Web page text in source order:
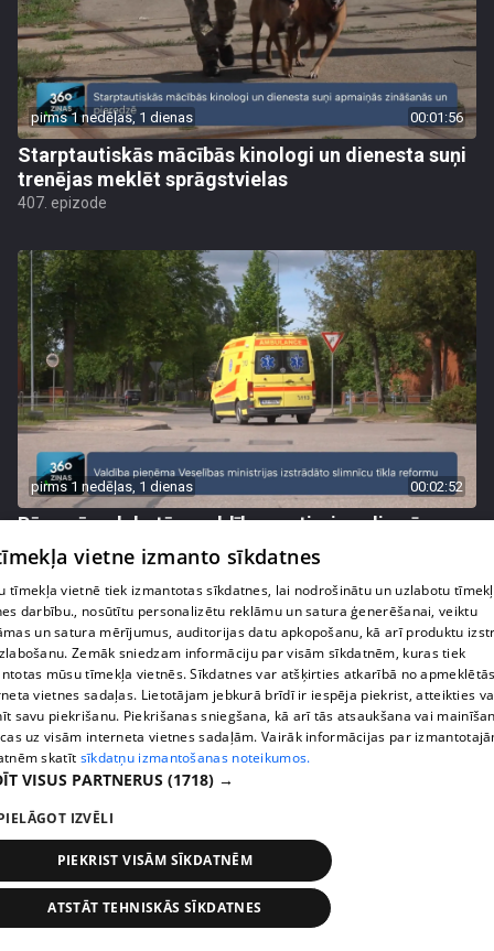
pirms 1 nedēļas, 1 dienas 00:01:56
Starptautiskās mācībās kinologi un dienesta suņi
trenējas meklēt sprāgstvielas
407. epizode
pirms 1 nedēļas, 1 dienas 00:02:52
Pēc asām debatēm valdība apstiprina slimnīcu
reformu
407. epizode
pirms 1 nedēļas, 1 dienas
Barkavā sākas kapelmeistaru mācības, lai nodotu
tautas muzicēšanas prasmes nākamajām
vietne izmanto sīkdatnes
tīmekļa vietnē tiek izmantotas sīkdatnes, lai nodrošinātu un uzlabotu
darbību., nosūtītu personalizētu reklāmu un satura ģenerēšanai, veiktu
un satura mērījumus, auditorijas datu apkopošanu, kā arī produktu
Zemāk sniedzam informāciju par visām sīkdatnēm, kuras tiek
mūsu tīmekļa vietnēs. Sīkdatnes var atšķirties atkarībā no
vietnes sadaļas. Lietotājam jebkurā brīdī ir iespēja piekrist, atteikties
savu piekrišanu. Piekrišanas sniegšana, kā arī tās atsaukšana vai
uz visām interneta vietnes sadaļām. Vairāk informācijas par
skatīt sīkdatņu izmantošanas noteikumos.
VISUS PARTNERUS (1718) →
IZVĒLI
PIEKRIST VISĀM SĪKDATNĒM
ATSTĀT TEHNISKĀS SĪKDATNES